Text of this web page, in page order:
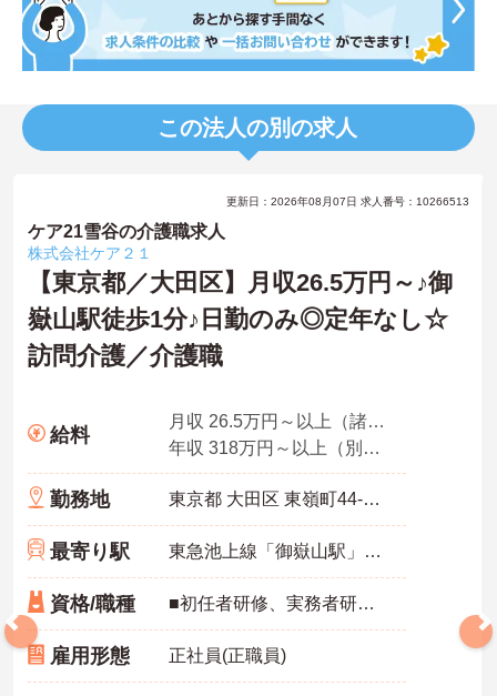
この法人の別の求人
更新日：2026年08月07日 求人番号：10266513
ケア21雪谷の介護職求人
株式会社ケア２１
【東京都／大田区】月収26.5万円～♪御
嶽山駅徒歩1分♪日勤のみ◎定年なし☆
訪問介護／介護職
給料
月収 26.5万円～以上（諸手当込み）
年収 318万円～以上（別途賞与付与）
勤務地 東京都 大田区 東嶺町44-9 ミマツスクエアガーデン202号室
最寄り駅 東急池上線「御嶽山駅」徒歩1分
資格/職種 ■初任者研修、実務者研修のいずれかをお持ちの方
雇用形態 正社員(正職員)